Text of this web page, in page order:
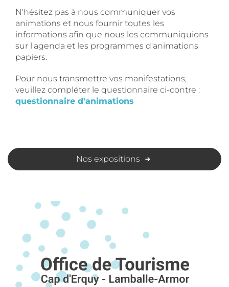
N'hésitez pas à nous communiquer vos
animations et nous fournir toutes les
informations afin que nous les communiquions
sur l'agenda et les programmes d'animations
papiers.
Pour nous transmettre vos manifestations,
veuillez compléter le questionnaire ci-contre :
questionnaire d'animations
Nos expositions